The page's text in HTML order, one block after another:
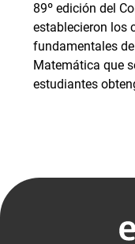
89º edición del
establecieron los
fundamentales
Matemática que
estudiantes